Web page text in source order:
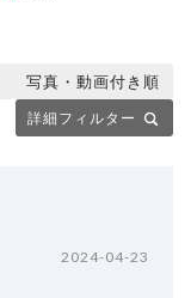
詳細フィルター
写真・動画付き順
2024-04-23